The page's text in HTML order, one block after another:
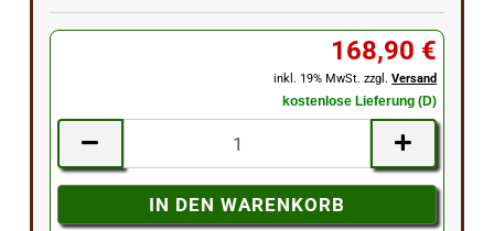
168,90 €
inkl. 19% MwSt. zzgl.Versand
kostenlose Lieferung (D)